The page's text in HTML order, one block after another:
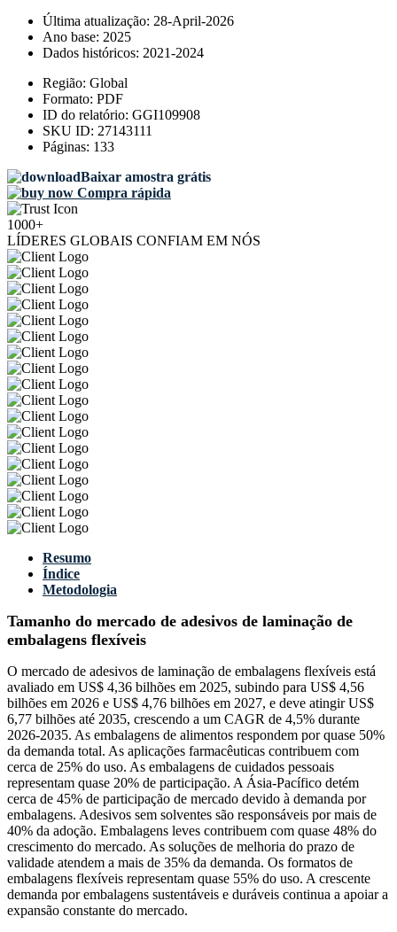
Última atualização: 28-April-2026
Ano base: 2025
Dados históricos: 2021-2024
Região: Global
Formato: PDF
ID do relatório: GGI109908
SKU ID: 27143111
Páginas: 133
Baixar amostra grátis
Compra rápida
1000+
LÍDERES GLOBAIS CONFIAM EM NÓS
Resumo
Índice
Metodologia
Tamanho do mercado de adesivos de laminação de
embalagens flexíveis
O mercado de adesivos de laminação de embalagens flexíveis está
avaliado em US$ 4,36 bilhões em 2025, subindo para US$ 4,56
bilhões em 2026 e US$ 4,76 bilhões em 2027, e deve atingir US$
6,77 bilhões até 2035, crescendo a um CAGR de 4,5% durante
2026-2035. As embalagens de alimentos respondem por quase 50%
da demanda total. As aplicações farmacêuticas contribuem com
cerca de 25% do uso. As embalagens de cuidados pessoais
representam quase 20% de participação. A Ásia-Pacífico detém
cerca de 45% de participação de mercado devido à demanda por
embalagens. Adesivos sem solventes são responsáveis ​​por mais de
40% da adoção. Embalagens leves contribuem com quase 48% do
crescimento do mercado. As soluções de melhoria do prazo de
validade atendem a mais de 35% da demanda. Os formatos de
embalagens flexíveis representam quase 55% do uso. A crescente
demanda por embalagens sustentáveis ​​e duráveis ​​continua a apoiar a
expansão constante do mercado.